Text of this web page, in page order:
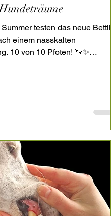
testen das neue Bettli
einem nasskalten
10 von 10 Pfoten! 🐾✨